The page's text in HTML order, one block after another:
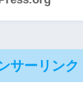
サーリンク